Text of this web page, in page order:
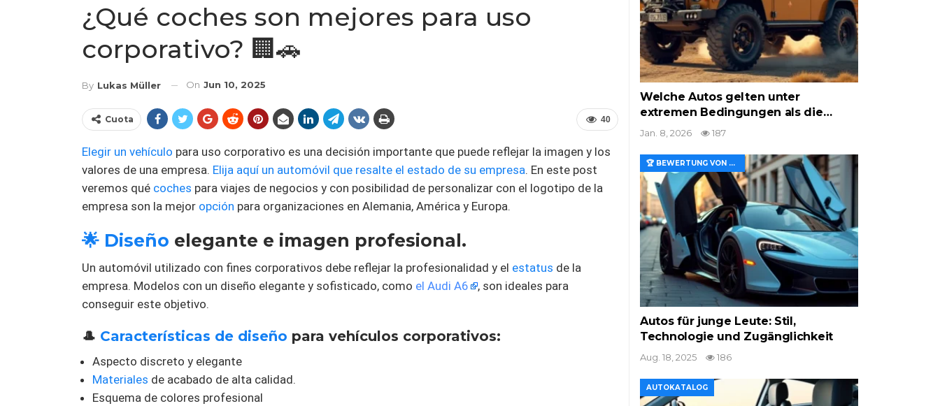
¿Qué coches son mejores para uso
corporativo? 🏢🚗
By Lukas Müller On Jun 10, 2025
40
Cuota
Elegir un vehículo para uso corporativo es una decisión importante que puede reflejar la imagen y los
valores de una empresa. Elija aquí un automóvil que resalte el estado de su empresa. En este post
veremos qué coches para viajes de negocios y con posibilidad de personalizar con el logotipo de la
empresa son la mejor opción para organizaciones en Alemania, América y Europa.
🌟 Diseño elegante e imagen profesional.
Un automóvil utilizado con fines corporativos debe reflejar la profesionalidad y el estatus de la
empresa. Modelos con un diseño elegante y sofisticado, como el Audi A6
, son ideales para
conseguir este objetivo.
🎩 Características de diseño para vehículos corporativos:
Aspecto discreto y elegante
Materiales de acabado de alta calidad.
Esquema de colores profesional
Welche Autos gelten unter
extremen Bedingungen als die…
Jan. 8, 2026 187
🏆 BEWERTUNG VON MERKMALEN UND WERT
Autos für junge Leute: Stil,
Technologie und Zugänglichkeit
Aug. 18, 2025 186
AUTOKATALOG